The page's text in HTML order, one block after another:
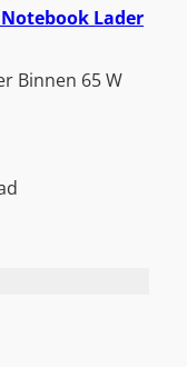
Notebook Lader
Binnen 65 W